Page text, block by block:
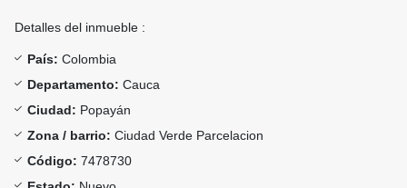
Detalles del inmueble :
País: Colombia
Departamento: Cauca
Ciudad: Popayán
Zona / barrio: Ciudad Verde Parcelacion
Código: 7478730